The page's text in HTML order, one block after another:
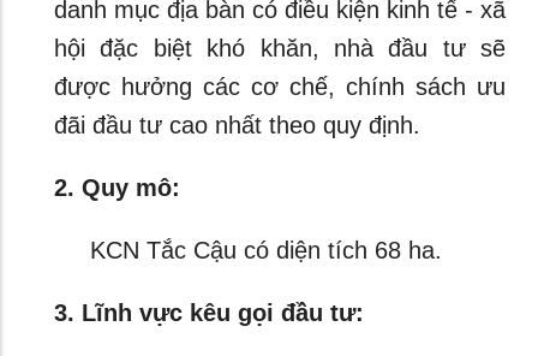
danh mục địa bàn có điều kiện kinh tế - xã
hội đặc biệt khó khăn, nhà đầu tư sẽ
được hưởng các cơ chế, chính sách ưu
đãi đầu tư cao nhất theo quy định.
2. Quy mô:
KCN Tắc Cậu có diện tích 68 ha.
3. Lĩnh vực kêu gọi đầu tư: